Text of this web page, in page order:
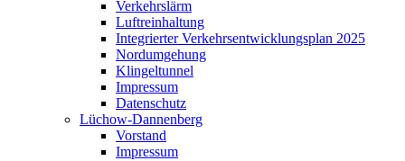
Verkehrslärm
Luftreinhaltung
Integrierter Verkehrsentwicklungsplan 2025
Nordumgehung
Klingeltunnel
Impressum
Datenschutz
Lüchow-Dannenberg
Vorstand
Impressum